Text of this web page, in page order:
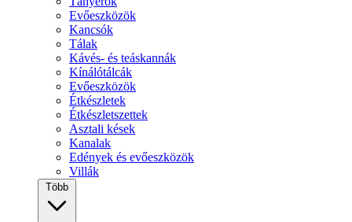
Evőeszközök
Kancsók
Tálak
Kávés- és teáskannák
Kínálótálcák
Evőeszközök
Étkészletek
Étkészletszettek
Asztali kések
Kanalak
Edények és evőeszközök
Villák